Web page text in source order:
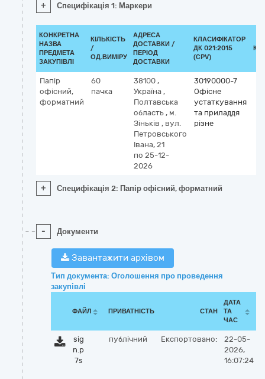
+ Специфікація 1: Маркери
КОНКРЕТНА
НАЗВА
ПРЕДМЕТА
ЗАКУПІВЛІ
КІЛЬКІСТЬ
/
ОД.ВИМІРУ
АДРЕСА
ДОСТАВКИ /
ПЕРІОД
ДОСТАВКИ
КЛАСИФІКАТОР
ДК 021:2015
(CPV)
Папір
офісний,
форматний
60
пачка
38100 ,
Україна ,
Полтавська
область , м.
Зіньків , вул.
Петровського
Івана, 21
по 25-12-
2026
30190000-7
Офісне
устаткування
та приладдя
різне
+ Специфікація 2: Папір офісний, форматний
- Документи
Завантажити архівом
Тип документа: Оголошення про проведення
закупівлі
ФАЙЛ ПРИВАТНІСТЬ СТАН
ДАТА
ТА
ЧАС
sig
n.p
7s
публічний Експортовано:
22-05-
2026,
16:07:24